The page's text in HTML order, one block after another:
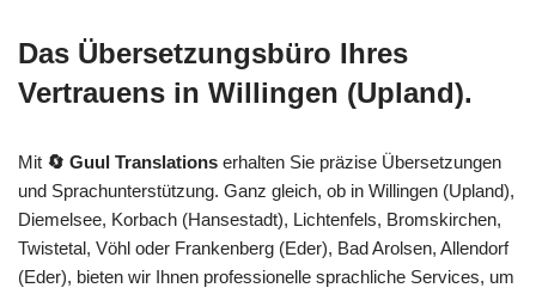
Das Übersetzungsbüro Ihres
Vertrauens in Willingen (Upland).
Mit 🔄 Guul Translations erhalten Sie präzise Übersetzungen
und Sprachunterstützung. Ganz gleich, ob in Willingen (Upland),
Diemelsee, Korbach (Hansestadt), Lichtenfels, Bromskirchen,
Twistetal, Vöhl oder Frankenberg (Eder), Bad Arolsen, Allendorf
(Eder), bieten wir Ihnen professionelle sprachliche Services, um